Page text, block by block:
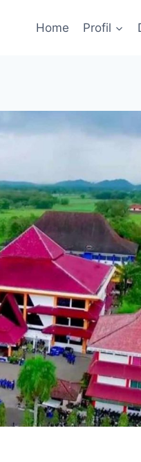
Home Profil